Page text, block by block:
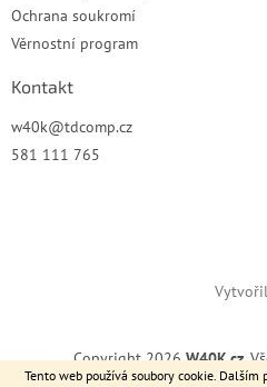
Tento web používá soubory cookie.
Ochrana soukromí
Věrnostní program
Kontakt
w40k@tdcomp.cz
581 111 765
Copyright 2026W40K.cz.